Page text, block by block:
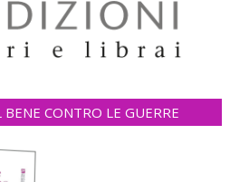
CONTRO LE GUERRE